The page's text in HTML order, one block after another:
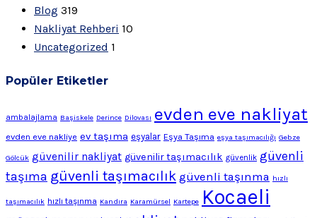
Blog 319
Nakliyat Rehberi 10
Uncategorized 1
Popüler Etiketler
ambalajlama Başiskele Derince Dilovası evden eve nakliyat
evden eve nakliye ev taşıma eşyalar Eşya Taşıma eşya taşımacılığı Gebze
Gölcük güvenilir nakliyat güvenilir taşımacılık güvenlik güvenli
taşıma güvenli taşımacılık güvenli taşınma hızlı
taşımacılık hızlı taşınma Kandıra Karamürsel Kartepe Kocaeli